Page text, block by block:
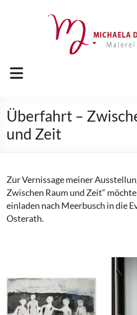
Michaela
Malerei
&
Grafik
Menü
Überfahrt –
und Zeit
Zur Vernissage meiner
Zwischen Raum und Zeit“
einladen nach Meerbusch in die
Osterath.